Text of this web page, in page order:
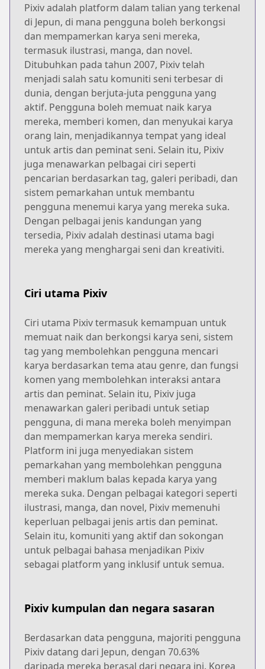
Pixiv adalah platform dalam talian yang terkenal
di Jepun, di mana pengguna boleh berkongsi
dan mempamerkan karya seni mereka,
termasuk ilustrasi, manga, dan novel.
Ditubuhkan pada tahun 2007, Pixiv telah
menjadi salah satu komuniti seni terbesar di
dunia, dengan berjuta-juta pengguna yang
aktif. Pengguna boleh memuat naik karya
mereka, memberi komen, dan menyukai karya
orang lain, menjadikannya tempat yang ideal
untuk artis dan peminat seni. Selain itu, Pixiv
juga menawarkan pelbagai ciri seperti
pencarian berdasarkan tag, galeri peribadi, dan
sistem pemarkahan untuk membantu
pengguna menemui karya yang mereka suka.
Dengan pelbagai jenis kandungan yang
tersedia, Pixiv adalah destinasi utama bagi
mereka yang menghargai seni dan kreativiti.
Ciri utama Pixiv
Ciri utama Pixiv termasuk kemampuan untuk
memuat naik dan berkongsi karya seni, sistem
tag yang membolehkan pengguna mencari
karya berdasarkan tema atau genre, dan fungsi
komen yang membolehkan interaksi antara
artis dan peminat. Selain itu, Pixiv juga
menawarkan galeri peribadi untuk setiap
pengguna, di mana mereka boleh menyimpan
dan mempamerkan karya mereka sendiri.
Platform ini juga menyediakan sistem
pemarkahan yang membolehkan pengguna
memberi maklum balas kepada karya yang
mereka suka. Dengan pelbagai kategori seperti
ilustrasi, manga, dan novel, Pixiv memenuhi
keperluan pelbagai jenis artis dan peminat.
Selain itu, komuniti yang aktif dan sokongan
untuk pelbagai bahasa menjadikan Pixiv
sebagai platform yang inklusif untuk semua.
Pixiv kumpulan dan negara sasaran
Berdasarkan data pengguna, majoriti pengguna
Pixiv datang dari Jepun, dengan 70.63%
daripada mereka berasal dari negara ini. Korea